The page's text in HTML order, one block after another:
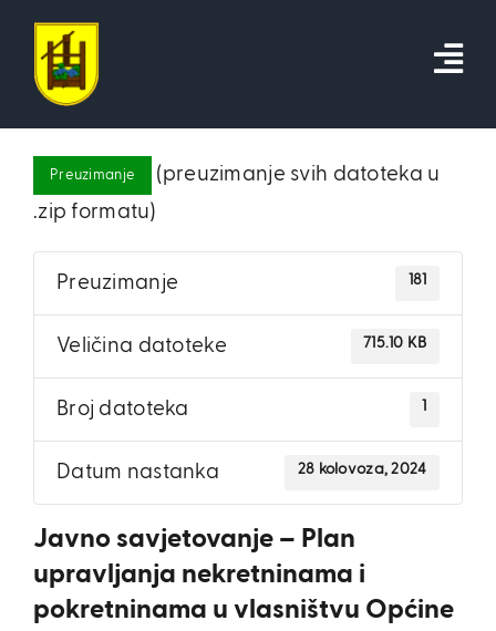
content
Preuzimanje
(preuzimanje svih datoteka u
.zip formatu)
Preuzimanje 181
Veličina datoteke 715.10 KB
Broj datoteka 1
Datum nastanka 28 kolovoza, 2024
Javno savjetovanje – Plan
upravljanja nekretninama i
pokretninama u vlasništvu Općine